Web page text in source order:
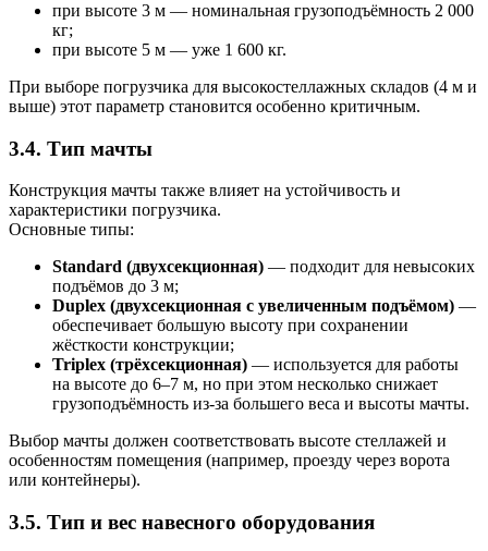
при высоте 3 м — номинальная грузоподъёмность 2 000
кг;
при высоте 5 м — уже 1 600 кг.
При выборе погрузчика для высокостеллажных складов (4 м и
выше) этот параметр становится особенно критичным.
3.4. Тип мачты
Конструкция мачты также влияет на устойчивость и
характеристики погрузчика.
Основные типы:
Standard (двухсекционная) — подходит для невысоких
подъёмов до 3 м;
Duplex (двухсекционная с увеличенным подъёмом) —
обеспечивает большую высоту при сохранении
жёсткости конструкции;
Triplex (трёхсекционная) — используется для работы
на высоте до 6–7 м, но при этом несколько снижает
грузоподъёмность из-за большего веса и высоты мачты.
Выбор мачты должен соответствовать высоте стеллажей и
особенностям помещения (например, проезду через ворота
или контейнеры).
3.5. Тип и вес навесного оборудования